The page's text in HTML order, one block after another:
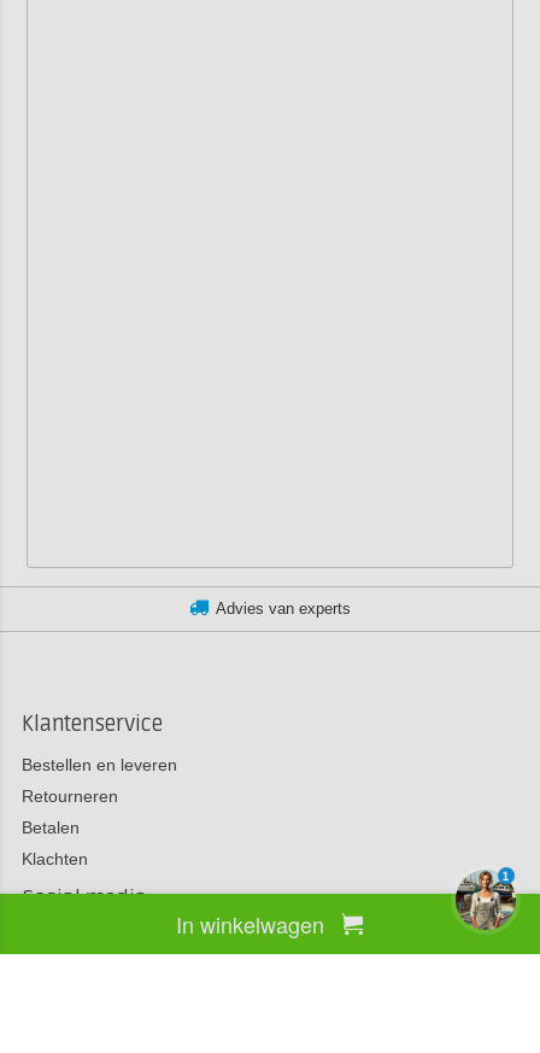
In winkelwagen
Advies van experts
Klantenservice
Bestellen en leveren
Retourneren
Betalen
Klachten
Social media
1